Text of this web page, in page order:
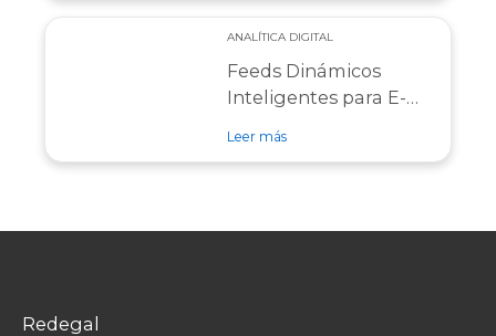
ANALÍTICA DIGITAL
Feeds Dinámicos
Inteligentes para E-
Boostic.cloud
Leer mássobre entrada Feeds
Redegal